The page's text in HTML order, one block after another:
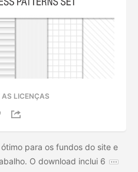
AS LICENÇAS
para os fundos do site e
O download inclui 6